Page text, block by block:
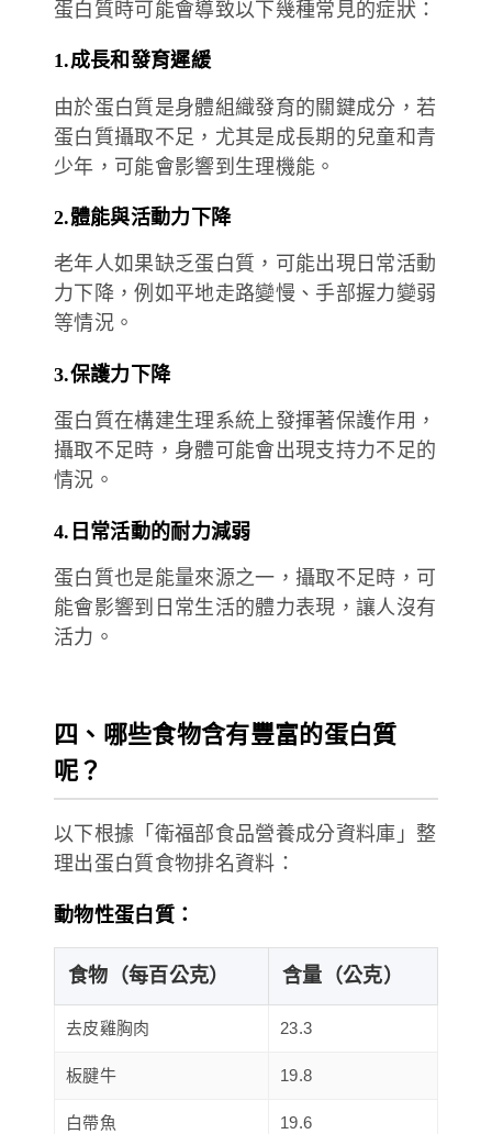
蛋白質時可能會導致以下幾種常見的症狀：
1.成長和發育遲緩
由於蛋白質是身體組織發育的關鍵成分，若
蛋白質攝取不足，尤其是成長期的兒童和青
少年，可能會影響到生理機能。
2.體能與活動力下降
老年人如果缺乏蛋白質，可能出現日常活動
力下降，例如平地走路變慢、手部握力變弱
等情況。
3.保護力下降
蛋白質在構建生理系統上發揮著保護作用，
攝取不足時，身體可能會出現支持力不足的
情況。
4.日常活動的耐力減弱
蛋白質也是能量來源之一，攝取不足時，可
能會影響到日常生活的體力表現，讓人沒有
活力。
四、哪些食物含有豐富的蛋白質
呢？
以下根據「衛福部食品營養成分資料庫」整
理出蛋白質食物排名資料：
動物性蛋白質：
食物（每百公克） 含量（公克）
去皮雞胸肉 23.3
板腱牛 19.8
白帶魚 19.6